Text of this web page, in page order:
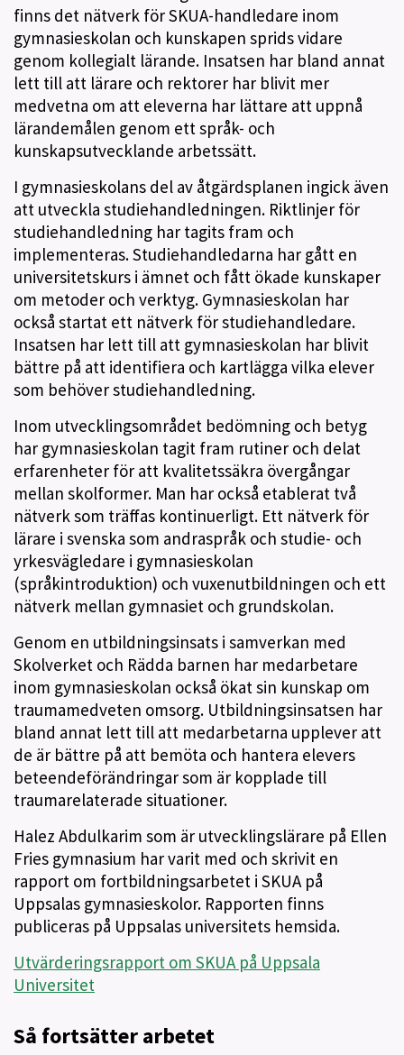
finns det nätverk för SKUA-handledare inom
gymnasieskolan och kunskapen sprids vidare
genom kollegialt lärande. Insatsen har bland annat
lett till att lärare och rektorer har blivit mer
medvetna om att eleverna har lättare att uppnå
lärandemålen genom ett språk- och
kunskapsutvecklande arbetssätt.
I gymnasieskolans del av åtgärdsplanen ingick även
att utveckla studiehandledningen. Riktlinjer för
studiehandledning har tagits fram och
implementeras. Studiehandledarna har gått en
universitetskurs i ämnet och fått ökade kunskaper
om metoder och verktyg. Gymnasieskolan har
också startat ett nätverk för studiehandledare.
Insatsen har lett till att gymnasieskolan har blivit
bättre på att identifiera och kartlägga vilka elever
som behöver studiehandledning.
Inom utvecklingsområdet bedömning och betyg
har gymnasieskolan tagit fram rutiner och delat
erfarenheter för att kvalitetssäkra övergångar
mellan skolformer. Man har också etablerat två
nätverk som träffas kontinuerligt. Ett nätverk för
lärare i svenska som andraspråk och studie- och
yrkesvägledare i gymnasieskolan
(språkintroduktion) och vuxenutbildningen och ett
nätverk mellan gymnasiet och grundskolan.
Genom en utbildningsinsats i samverkan med
Skolverket och Rädda barnen har medarbetare
inom gymnasieskolan också ökat sin kunskap om
traumamedveten omsorg. Utbildningsinsatsen har
bland annat lett till att medarbetarna upplever att
de är bättre på att bemöta och hantera elevers
beteendeförändringar som är kopplade till
traumarelaterade situationer.
Halez Abdulkarim som är utvecklingslärare på Ellen
Fries gymnasium har varit med och skrivit en
rapport om fortbildningsarbetet i SKUA på
Uppsalas gymnasieskolor. Rapporten finns
publiceras på Uppsalas universitets hemsida.
Utvärderingsrapport om SKUA på Uppsala
Universitet
Så fortsätter arbetet